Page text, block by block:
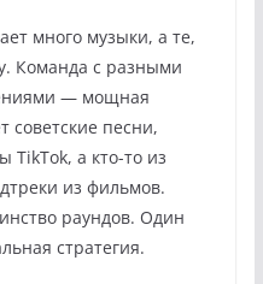
много музыки, а те,
Команда с разными
— мощная
советские песни,
TikTok, а кто-то из
из фильмов.
раундов. Один
стратегия.